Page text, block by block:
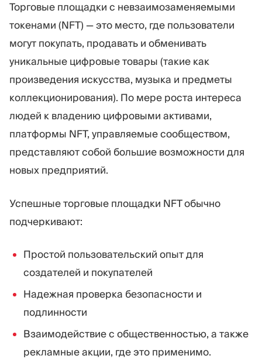
Торговые площадки с невзаимозаменяемыми
токенами (NFT) — это место, где пользователи
могут покупать, продавать и обменивать
уникальные цифровые товары (такие как
произведения искусства, музыка и предметы
коллекционирования). По мере роста интереса
людей к владению цифровыми активами,
платформы NFT, управляемые сообществом,
представляют собой большие возможности для
новых предприятий.
Успешные торговые площадки NFT обычно
подчеркивают:
Простой пользовательский опыт для
создателей и покупателей
Надежная проверка безопасности и
подлинности
Взаимодействие с общественностью, а также
рекламные акции, где это применимо.